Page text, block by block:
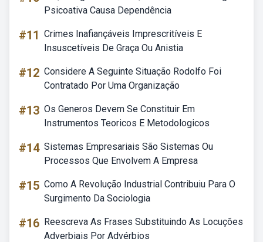
Psicoativa Causa Dependência
#11 Crimes Inafiançáveis Imprescritíveis E
Insuscetíveis De Graça Ou Anistia
#12 Considere A Seguinte Situação Rodolfo Foi
Contratado Por Uma Organização
#13 Os Generos Devem Se Constituir Em
Instrumentos Teoricos E Metodologicos
#14 Sistemas Empresariais São Sistemas Ou
Processos Que Envolvem A Empresa
#15 Como A Revolução Industrial Contribuiu Para O
Surgimento Da Sociologia
#16 Reescreva As Frases Substituindo As Locuções
Adverbiais Por Advérbios